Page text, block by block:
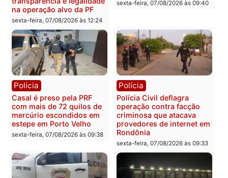
sexta-feira, 07/08/2026 às 18:49
Polícia
2 MILHÕES – Unnesa
apresenta documentos
que comprovam
transparência e legalidade
na operação alvo da PF
Polícia
Polícia Federal apreende
400 quilos de drogas e
prende motorista em RO
sexta-feira, 07/08/2026 às